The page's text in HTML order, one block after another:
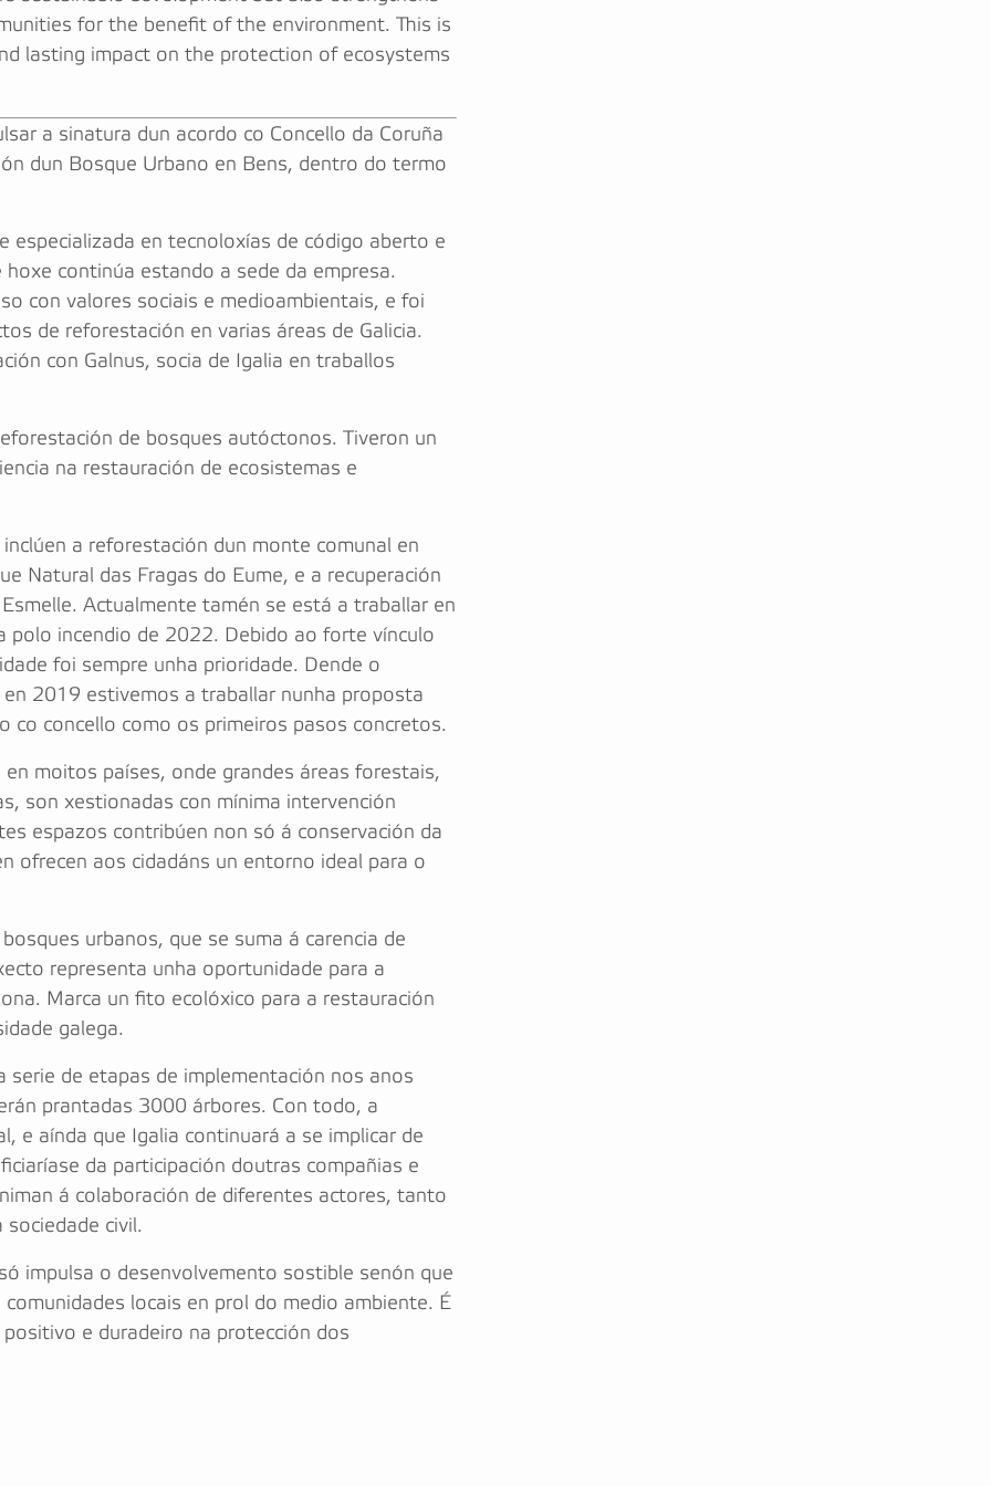
for the benefit of the environment. This is
lasting impact on the protection of ecosystems
a sinatura dun acordo co Concello da Coruña
dun Bosque Urbano en Bens, dentro do termo
en tecnoloxías de código aberto e
continúa estando a sede da empresa.
con valores sociais e medioambientais, e foi
de reforestación en varias áreas de Galicia.
con Galnus, socia de Igalia en traballos
de bosques autóctonos. Tiveron un
na restauración de ecosistemas e
a reforestación dun monte comunal en
Natural das Fragas do Eume, e a recuperación
Actualmente tamén se está a traballar en
polo incendio de 2022. Debido ao forte vínculo
foi sempre unha prioridade. Dende o
2019 estivemos a traballar nunha proposta
co concello como os primeiros pasos concretos.
moitos países, onde grandes áreas forestais,
son xestionadas con mínima intervención
espazos contribúen non só á conservación da
ofrecen aos cidadáns un entorno ideal para o
urbanos, que se suma á carencia de
representa unha oportunidade para a
Marca un fito ecolóxico para a restauración
galega.
de etapas de implementación nos anos
prantadas 3000 árbores. Con todo, a
e aínda que Igalia continuará a se implicar de
da participación doutras compañias e
á colaboración de diferentes actores, tanto
civil.
impulsa o desenvolvemento sostible senón que
locais en prol do medio ambiente. É
e duradeiro na protección dos